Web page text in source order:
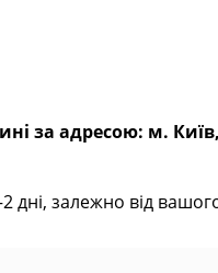
за адресою: м.
залежно від